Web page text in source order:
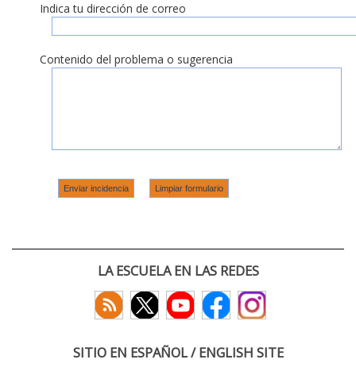
Indica tu dirección de correo
Contenido del problema o sugerencia
LA ESCUELA EN LAS REDES
SITIO EN ESPAÑOL / ENGLISH SITE